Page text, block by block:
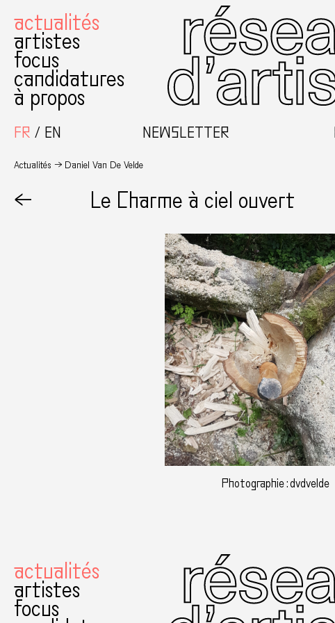
actualités
artistes
focus
candidatures
à propos
FR
EN NEWSLETTER
Actualités Daniel Van De Velde
← Le Charme à ciel ouvert
Photographie : dvdvelde
actualités
artistes
focus